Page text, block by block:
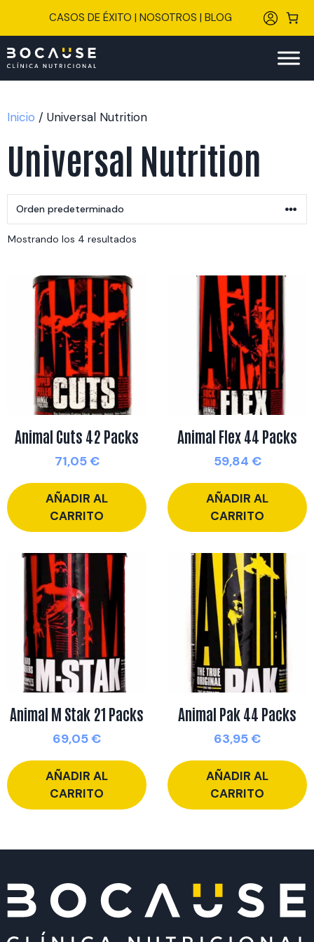
CASOS DE ÉXITO | NOSOTROS | BLOG
Inicio / Universal Nutrition
Universal Nutrition
Mostrando los 4 resultados
Animal Cuts 42 Packs
71,05€
AÑADIR AL
CARRITO
Animal Flex 44 Packs
59,84 €
AÑADIR AL
CARRITO
Animal M Stak 21 Packs
69,05€
AÑADIR AL
CARRITO
Animal Pak 44 Packs
63,95€
AÑADIR AL
CARRITO